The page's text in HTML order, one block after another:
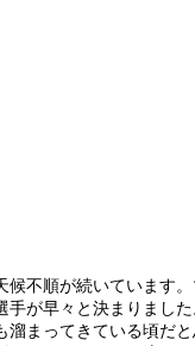
不順が続いています
手が早々と決まりまし
まってきている頃だ